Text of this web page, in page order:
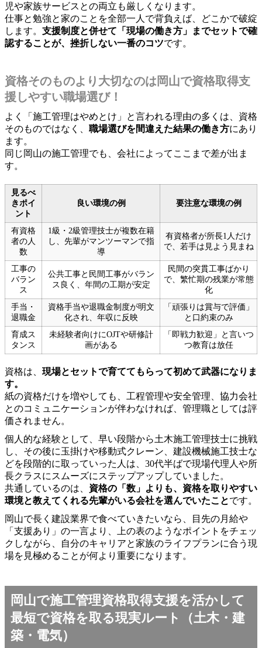
児や家族サービスとの両立も厳しくなります。
仕事と勉強と家のことを全部一人で背負えば、どこかで破綻
します。 支援制度と併せて「現場の働き方」までセットで確
認することが、挫折しない一番のコツです。
資格そのものより大切なのは岡山で資格取得支
援しやすい職場選び！
よく「施工管理はやめとけ」と言われる理由の多くは、資格
そのものではなく、 職場選びを間違えた結果の働き方にあり
ます。
同じ岡山の施工管理でも、会社によってここまで差が出ま
す。
見るべ
きポイ
ント
良い環境の例 要注意な環境の例
有資格
者の人
数
1級・2級管理技士が複数在籍
し、先輩がマンツーマンで指
導
有資格者が所長1人だけ
で、若手は見よう見まね
工事の
バラン
ス
公共工事と民間工事がバラン
ス良く、年間の工期が安定
民間の突貫工事ばかり
で、繁忙期の残業が常態
化
手当・
退職金
資格手当や退職金制度が明文
化され、年収に反映
「頑張りは賞与で評価」
と口約束のみ
育成ス
タンス
未経験者向けにOJTや研修計
画がある
「即戦力歓迎」と言いつ
つ教育は放任
資格は、 現場とセットで育ててもらって初めて武器になりま
す。
紙の資格だけを増やしても、工程管理や安全管理、協力会社
とのコミュニケーションが伴わなければ、管理職としては評
価されません。
個人的な経験として、早い段階から土木施工管理技士に挑戦
し、その後に玉掛けや移動式クレーン、建設機械施工技士な
どを段階的に取っていった人は、30代半ばで現場代理人や所
長クラスにスムーズにステップアップしていました。
共通しているのは、 資格の「数」よりも、資格を取りやすい
環境と教えてくれる先輩がいる会社を選んでいたことです。
岡山で長く建設業界で食べていきたいなら、目先の月給や
「支援あり」の一言より、上の表のようなポイントをチェッ
クしながら、自分のキャリアと家族のライフプランに合う現
場を見極めることが何より重要になります。
岡山で施工管理資格取得支援を活かして
最短で資格を取る現実ルート（土木・建
築・電気）